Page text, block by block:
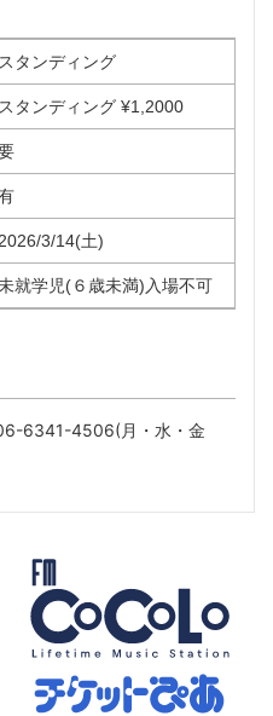
スタンディング
スタンディング ¥1,2000
2026/3/14(土)
就学児(６歳未満)入場不可
6341-4506(月・水・金